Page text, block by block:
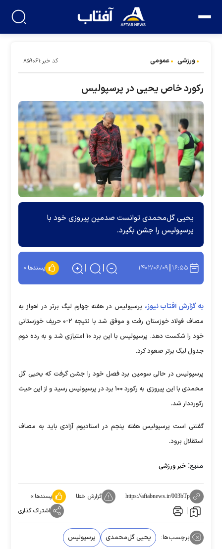
ورزشی عمومی کد خبر:۸۵۹۰۶۱
رکورد خاص یحیی در پرسپولیس
یحیی گل‌محمدی توانست صدمین پیروزی خود با
پرسپولیس را جشن بگیرد.
۱۶:۵۵ ۱۴۰۲/۰۶/۰۹ پسندها:۰
به گزارش آفتاب نیوز، پرسپولیس در هفته چهارم لیگ برتر در اهواز به
مصاف فولاد خوزستان رفت و موفق شد با نتیجه ۲-۰ حریف خوزستانی
خود را شکست دهد. پرسپولیس با این برد ۱۰ امتیازی شد و به رده دوم
جدول لیگ برتر صعود کرد.
پرسپولیس در حالی سومین برد فصل خود را جشن گرفت که یحیی گل
محمدی با این پیروزی به رکورد ۱۰۰ برد در پرسپولیس رسید و از این حیث
رکورددار شد.
گفتنی است پرسپولیس هفته پنجم در استادیوم آزادی باید به مصاف
استقلال برود.
منبع: خبر ورزشی
https://aftabnews.ir/003bTp گزارش خطا پسندها:۰
اشتراک گذاری
برچسب‌ها: یحیی گل‌محمدی پرسپولیس